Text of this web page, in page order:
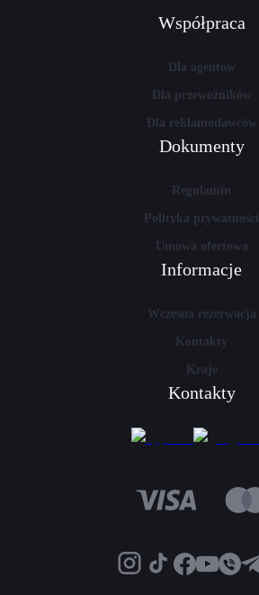
Współpraca
Dla agentów
Dla przewoźników
Dla reklamodawców
Dokumenty
Regulamin
Polityka prywatności
Umowa ofertowa
Informacje
Wczesna rezerwacja
Kontakty
Kraje
Kontakty